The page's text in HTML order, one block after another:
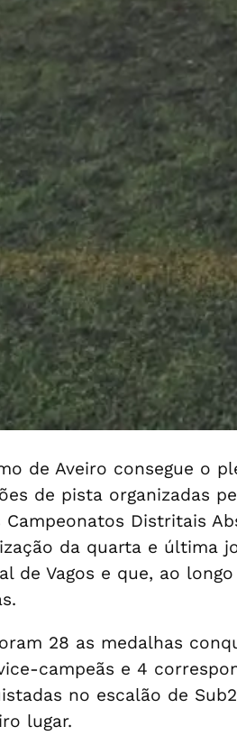
de Aveiro consegue o
de pista organizadas
Distritais
da quarta e última
Vagos e que, ao
28 as medalhas
campeãs e 4
no escalão de
lugar.